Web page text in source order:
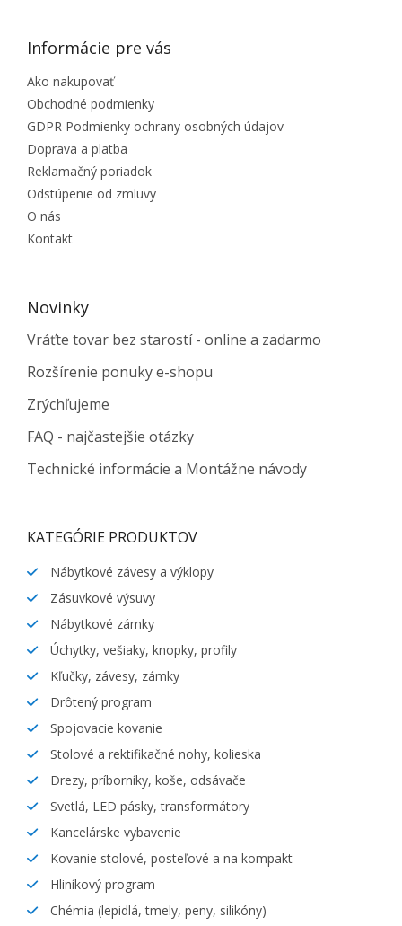
Informácie pre vás
Ako nakupovať
Obchodné podmienky
GDPR Podmienky ochrany osobných údajov
Doprava a platba
Reklamačný poriadok
Odstúpenie od zmluvy
O nás
Kontakt
Novinky
Vráťte tovar bez starostí - online a zadarmo
Rozšírenie ponuky e-shopu
Zrýchľujeme
FAQ - najčastejšie otázky
Technické informácie a Montážne návody
KATEGÓRIE PRODUKTOV
Nábytkové závesy a výklopy
Zásuvkové výsuvy
Nábytkové zámky
Úchytky, vešiaky, knopky, profily
Kľučky, závesy, zámky
Drôtený program
Spojovacie kovanie
Stolové a rektifikačné nohy, kolieska
Drezy, príborníky, koše, odsávače
Svetlá, LED pásky, transformátory
Kancelárske vybavenie
Kovanie stolové, posteľové a na kompakt
Hliníkový program
Chémia (lepidlá, tmely, peny, silikóny)